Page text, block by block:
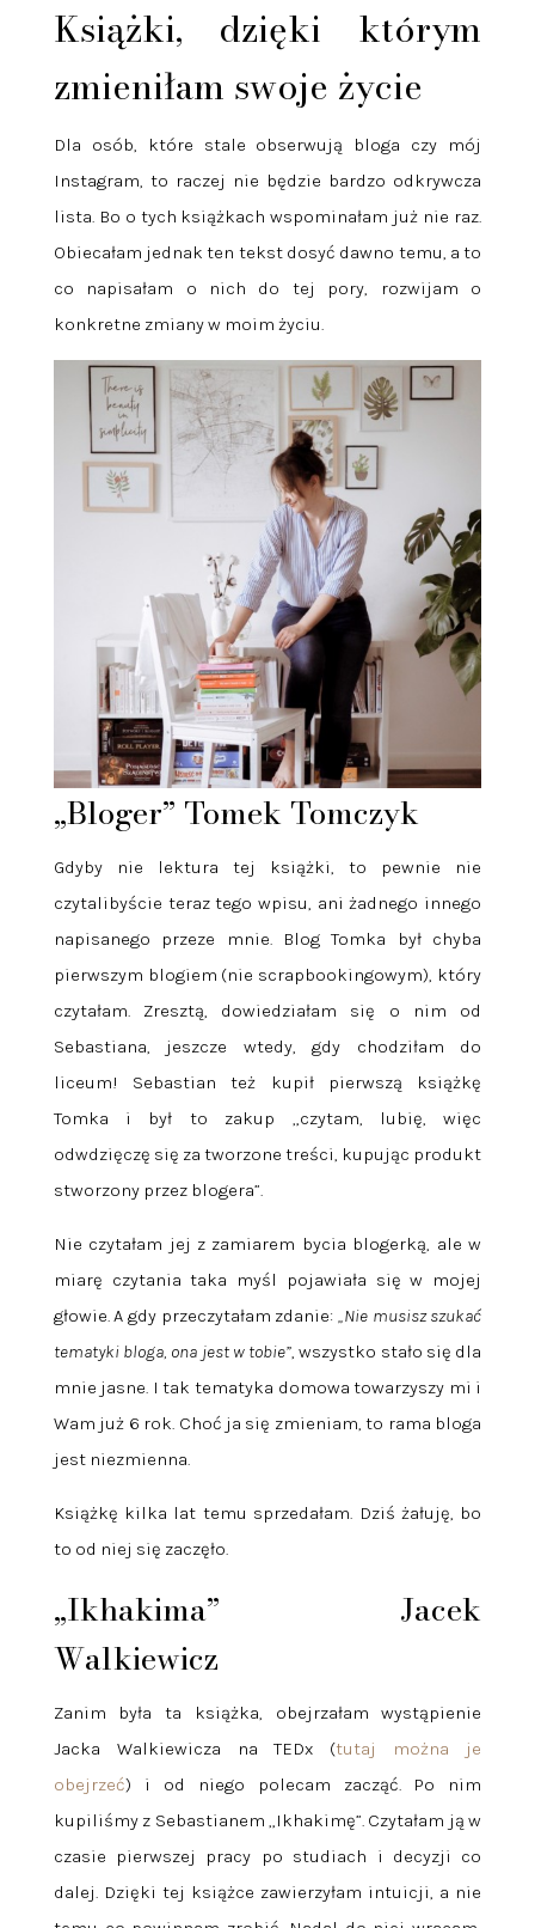
Książki, dzięki którym
zmieniłam swoje życie
Dla osób, które stale obserwują bloga czy mój
Instagram, to raczej nie będzie bardzo odkrywcza
lista. Bo o tych książkach wspominałam już nie raz.
Obiecałam jednak ten tekst dosyć dawno temu, a to
co napisałam o nich do tej pory, rozwijam o
konkretne zmiany w moim życiu.
„Bloger” Tomek Tomczyk
Gdyby nie lektura tej książki, to pewnie nie
czytalibyście teraz tego wpisu, ani żadnego innego
napisanego przeze mnie. Blog Tomka był chyba
pierwszym blogiem (nie scrapbookingowym), który
czytałam. Zresztą, dowiedziałam się o nim od
Sebastiana, jeszcze wtedy, gdy chodziłam do
liceum! Sebastian też kupił pierwszą książkę
Tomka i był to zakup „czytam, lubię, więc
odwdzięczę się za tworzone treści, kupując produkt
stworzony przez blogera”.
Nie czytałam jej z zamiarem bycia blogerką, ale w
miarę czytania taka myśl pojawiała się w mojej
głowie. A gdy przeczytałam zdanie: „Nie musisz szukać
tematyki bloga, ona jest w tobie”, wszystko stało się dla
mnie jasne. I tak tematyka domowa towarzyszy mi i
Wam już 6 rok. Choć ja się zmieniam, to rama bloga
jest niezmienna.
Książkę kilka lat temu sprzedałam. Dziś żałuję, bo
to od niej się zaczęło.
„Ikhakima” Jacek
Walkiewicz
Zanim była ta książka, obejrzałam wystąpienie
Jacka Walkiewicza na TEDx (tutaj można je
obejrzeć) i od niego polecam zacząć. Po nim
kupiliśmy z Sebastianem „Ikhakimę”. Czytałam ją w
czasie pierwszej pracy po studiach i decyzji co
dalej. Dzięki tej książce zawierzyłam intuicji, a nie